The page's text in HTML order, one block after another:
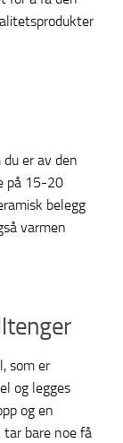
er av den
på 15-20
belegg
varmen
som er
og legges
og en
tar bare noe få